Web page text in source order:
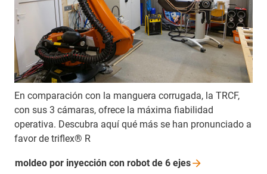
En comparación con la manguera corrugada, la TRCF,
con sus 3 cámaras, ofrece la máxima fiabilidad
operativa. Descubra aquí qué más se han pronunciado a
favor de triflex® R
moldeo por inyección con robot de 6 ejes